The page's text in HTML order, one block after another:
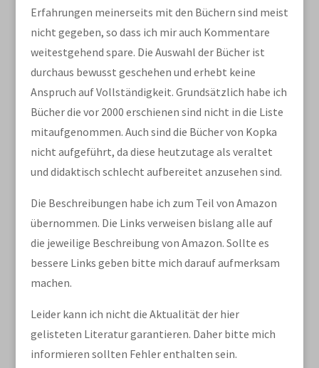
Erfahrungen meinerseits mit den Büchern sind meist
nicht gegeben, so dass ich mir auch Kommentare
weitestgehend spare. Die Auswahl der Bücher ist
durchaus bewusst geschehen und erhebt keine
Anspruch auf Vollständigkeit. Grundsätzlich habe ich
Bücher die vor 2000 erschienen sind nicht in die Liste
mitaufgenommen. Auch sind die Bücher von Kopka
nicht aufgeführt, da diese heutzutage als veraltet
und didaktisch schlecht aufbereitet anzusehen sind.
Die Beschreibungen habe ich zum Teil von Amazon
übernommen. Die Links verweisen bislang alle auf
die jeweilige Beschreibung von Amazon. Sollte es
bessere Links geben bitte mich darauf aufmerksam
machen.
Leider kann ich nicht die Aktualität der hier
gelisteten Literatur garantieren. Daher bitte mich
informieren sollten Fehler enthalten sein.